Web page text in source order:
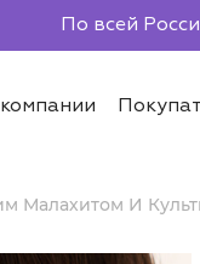
По всей
Малахитом И